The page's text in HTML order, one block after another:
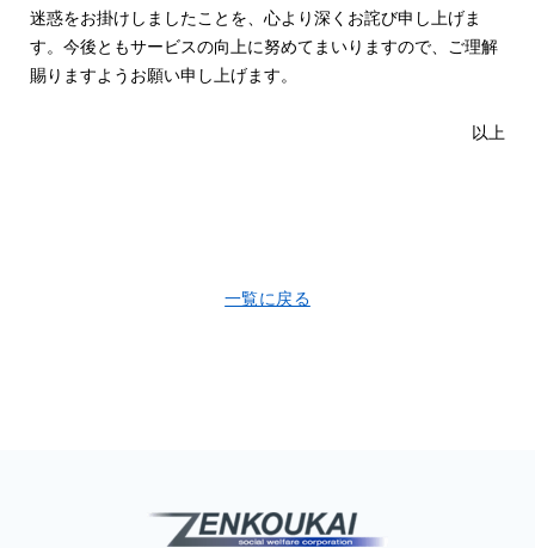
迷惑をお掛けしましたことを、心より深くお詫び申し上げま
す。今後ともサービスの向上に努めてまいりますので、ご理解
賜りますようお願い申し上げます。
以上
一覧に戻る